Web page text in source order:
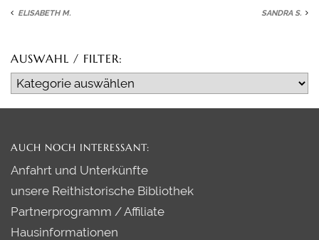
THERAPEUTISCHES REITEN
PREISE
PLANE SELBST EINEN KURS
ELISABETH M. SANDRA S.
AUSWAHL / FILTER:
Auswahl
/
AUCH NOCH INTERESSANT:
Anfahrt und Unterkünfte
unsere Reithistorische Bibliothek
Partnerprogramm / Affiliate
Hausinformationen